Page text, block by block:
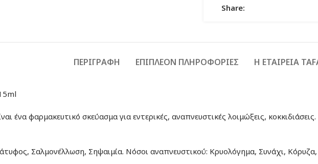
Share:
ΠΕΡΙΓΡΑΦΉ ΕΠΙΠΛΈΟΝ ΠΛΗΡΟΦΟΡΊΕΣ Η ΕΤΑΙΡΕΙΑ
ένα φαρμακευτικό σκεύασμα για εντερικές, αναπνευστικές λοιμώξεις,
Σαλμονέλλωση, Σηψαιμία. Νόσοι αναπνευστικού: Κρυολόγημα, Συνάχι,